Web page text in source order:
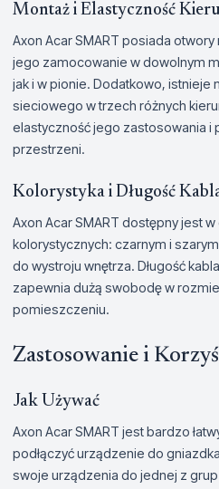
Montaż i Elastyczność
Axon Acar SMART posiada
jego zamocowanie w dowolnym
jak i w pionie. Dodatkowo, istnieje
sieciowego w trzech różnych
elastyczność jego zastosowania i
przestrzeni.
Kolorystyka i Długość
Axon Acar SMART dostępny jest
kolorystycznych: czarnym i
do wystroju wnętrza. Długość
zapewnia dużą swobodę w
pomieszczeniu.
Zastosowanie i
Jak Używać
Axon Acar SMART jest bardzo
podłączyć urządzenie do
swoje urządzenia do jednej z